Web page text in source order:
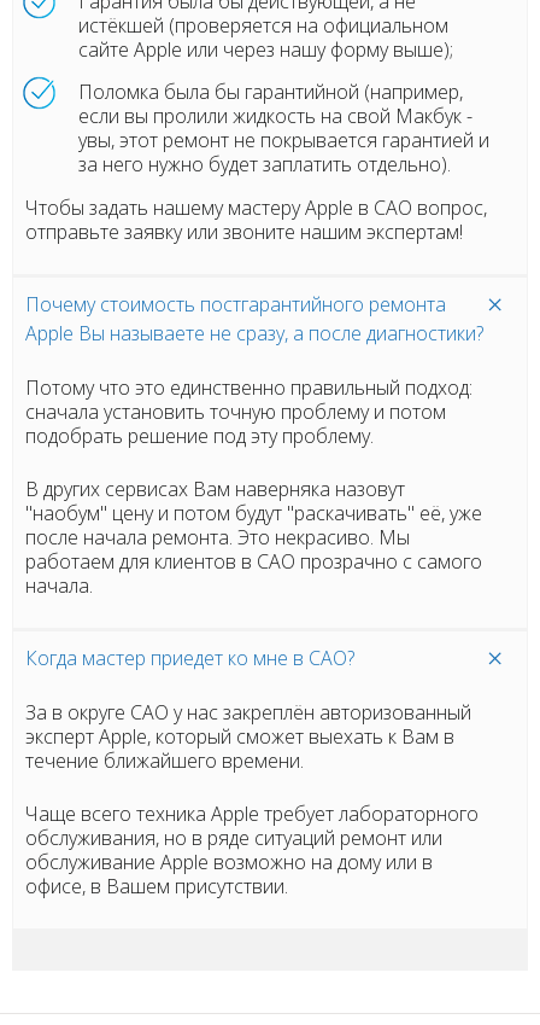
истёкшей (проверяется на официальном
сайте Apple или через нашу форму выше);
Поломка была бы гарантийной (например,
если вы пролили жидкость на свой Макбук -
увы, этот ремонт не покрывается гарантией и
за него нужно будет заплатить отдельно).
Чтобы задать нашему мастеру Apple в САО вопрос,
отправьте заявку или звоните нашим экспертам!
Почему стоимость постгарантийного ремонта
Apple Вы называете не сразу, а после диагностики?
Потому что это единственно правильный подход:
сначала установить точную проблему и потом
подобрать решение под эту проблему.
В других сервисах Вам наверняка назовут
"наобум" цену и потом будут "раскачивать" её, уже
после начала ремонта. Это некрасиво. Мы
работаем для клиентов в САО прозрачно с самого
начала.
Когда мастер приедет ко мне в САО?
За в округе САО у нас закреплён авторизованный
эксперт Apple, который сможет выехать к Вам в
течение ближайшего времени.
Чаще всего техника Apple требует лабораторного
обслуживания, но в ряде ситуаций ремонт или
обслуживание Apple возможно на дому или в
офисе, в Вашем присутствии.